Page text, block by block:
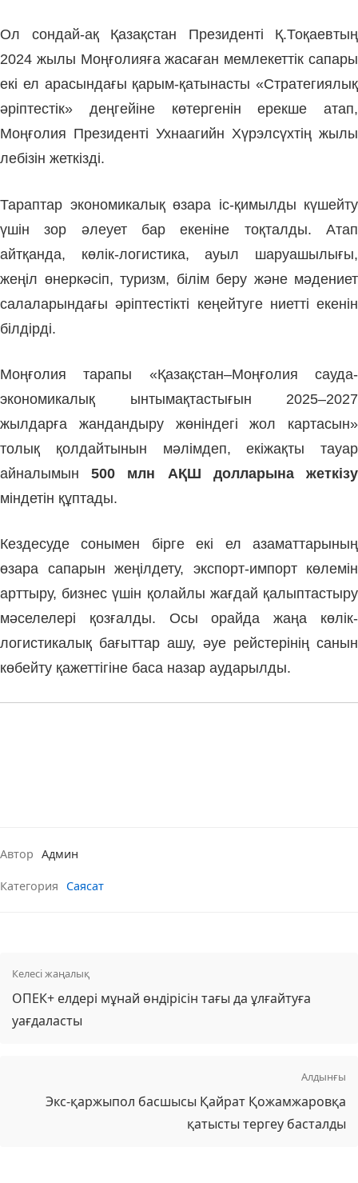
Ол сондай-ақ Қазақстан Президенті Қ.Тоқаевтың
2024 жылы Моңғолияға жасаған мемлекеттік сапары
екі ел арасындағы қарым-қатынасты «Стратегиялық
әріптестік» деңгейіне көтергенін ерекше атап,
Моңғолия Президенті Ухнаагийн Хүрэлсүхтің жылы
лебізін жеткізді.
Тараптар экономикалық өзара іс-қимылды күшейту
үшін зор әлеует бар екеніне тоқталды. Атап
айтқанда, көлік-логистика, ауыл шаруашылығы,
жеңіл өнеркәсіп, туризм, білім беру және мәдениет
салаларындағы әріптестікті кеңейтуге ниетті екенін
білдірді.
Моңғолия тарапы «Қазақстан–Моңғолия сауда-
экономикалық ынтымақтастығын 2025–2027
жылдарға жандандыру жөніндегі жол картасын»
толық қолдайтынын мәлімдеп, екіжақты тауар
айналымын500 млн АҚШ долларына жеткізу
міндетін құптады.
Кездесуде сонымен бірге екі ел азаматтарының
өзара сапарын жеңілдету, экспорт-импорт көлемін
арттыру, бизнес үшін қолайлы жағдай қалыптастыру
мәселелері қозғалды. Осы орайда жаңа көлік-
логистикалық бағыттар ашу, әуе рейстерінің санын
көбейту қажеттігіне баса назар аударылды.
Автор Админ
Категория Саясат
Келесі жаңалық
ОПЕК+ елдері мұнай өндірісін тағы да ұлғайтуға
уағдаласты
Алдынғы
Экс-қаржыпол басшысы Қайрат Қожамжаровқа
қатысты тергеу басталды